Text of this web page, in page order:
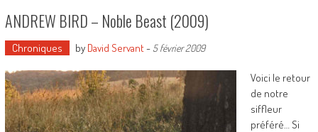
ANDREW BIRD – Noble Beast (2009)
Chroniques by David Servant- 5 février 2009
Voici le retour
de notre
siffleur
préféré… Si